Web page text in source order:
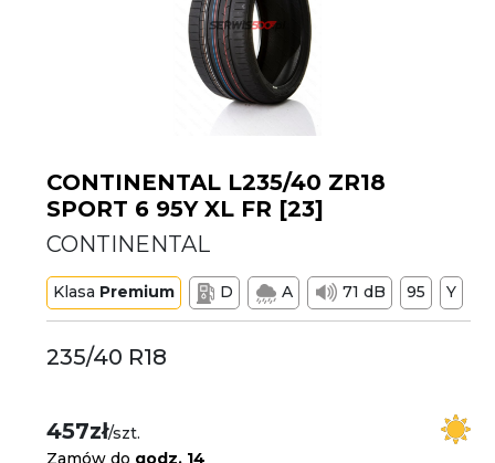
CONTINENTAL L235/40 ZR18
SPORT 6 95Y XL FR [23]
CONTINENTAL
Klasa Premium D A 71 dB 95 Y
235/40 R18
457zł/szt.
Zamów do godz. 14